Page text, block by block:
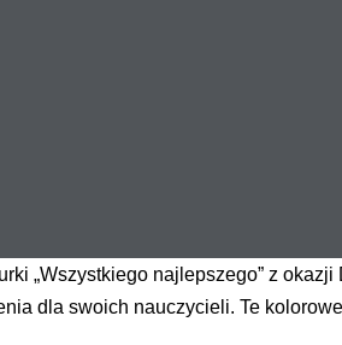
„Wszystkiego najlepszego” z
dla swoich nauczycieli. Te